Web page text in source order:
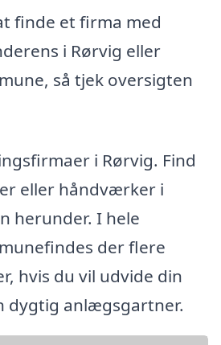
finde et firma med
i Rørvig eller
så tjek oversigten
i Rørvig. Find
eller håndværker i
herunder. I hele
der flere
hvis du vil udvide din
dygtig anlægsgartner.